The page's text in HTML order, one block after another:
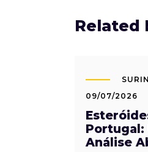
Related
09/07/2026
Portugal:
Análise